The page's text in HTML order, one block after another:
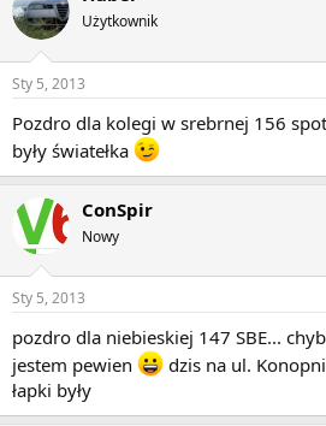
Użytkownik
Sty 5, 2013
Pozdro dla kolegi w srebrnej 156
były światełka
ConSpir
Nowy
Sty 5, 2013
pozdro dla niebieskiej 147 SBE...
jestem pewien
dzis na ul.
łapki były